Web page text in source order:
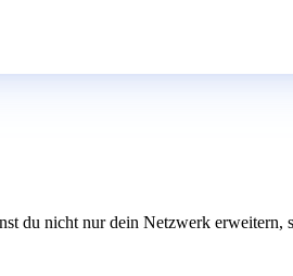
du nicht nur dein Netzwerk erweitern,